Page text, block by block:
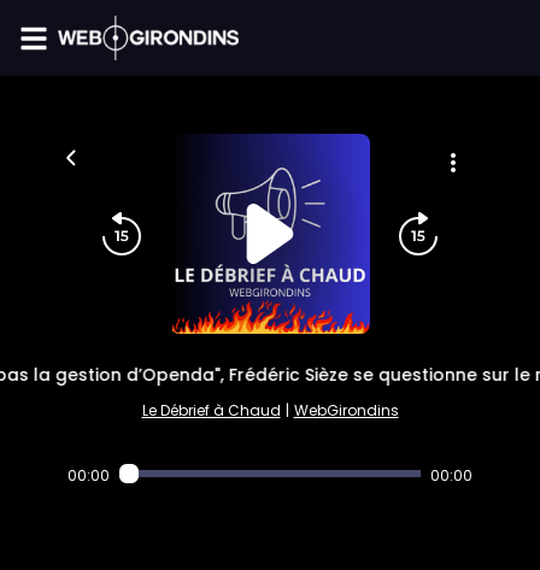
la gestion d’Openda", Frédéric Sièze se questionne sur
Le Débrief à Chaud | WebGirondins
00:00 00:00